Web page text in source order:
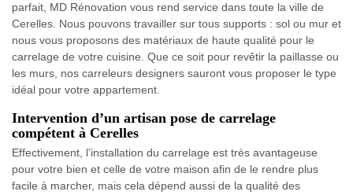
parfait, MD Rénovation vous rend service dans toute la ville de
Cerelles. Nous pouvons travailler sur tous supports : sol ou mur et
nous vous proposons des matériaux de haute qualité pour le
carrelage de votre cuisine. Que ce soit pour revêtir la paillasse ou
les murs, nos carreleurs designers sauront vous proposer le type
idéal pour votre appartement.
Intervention d’un artisan pose de carrelage
compétent à Cerelles
Effectivement, l’installation du carrelage est très avantageuse
pour votre bien et celle de votre maison afin de le rendre plus
facile à marcher, mais cela dépend aussi de la qualité des